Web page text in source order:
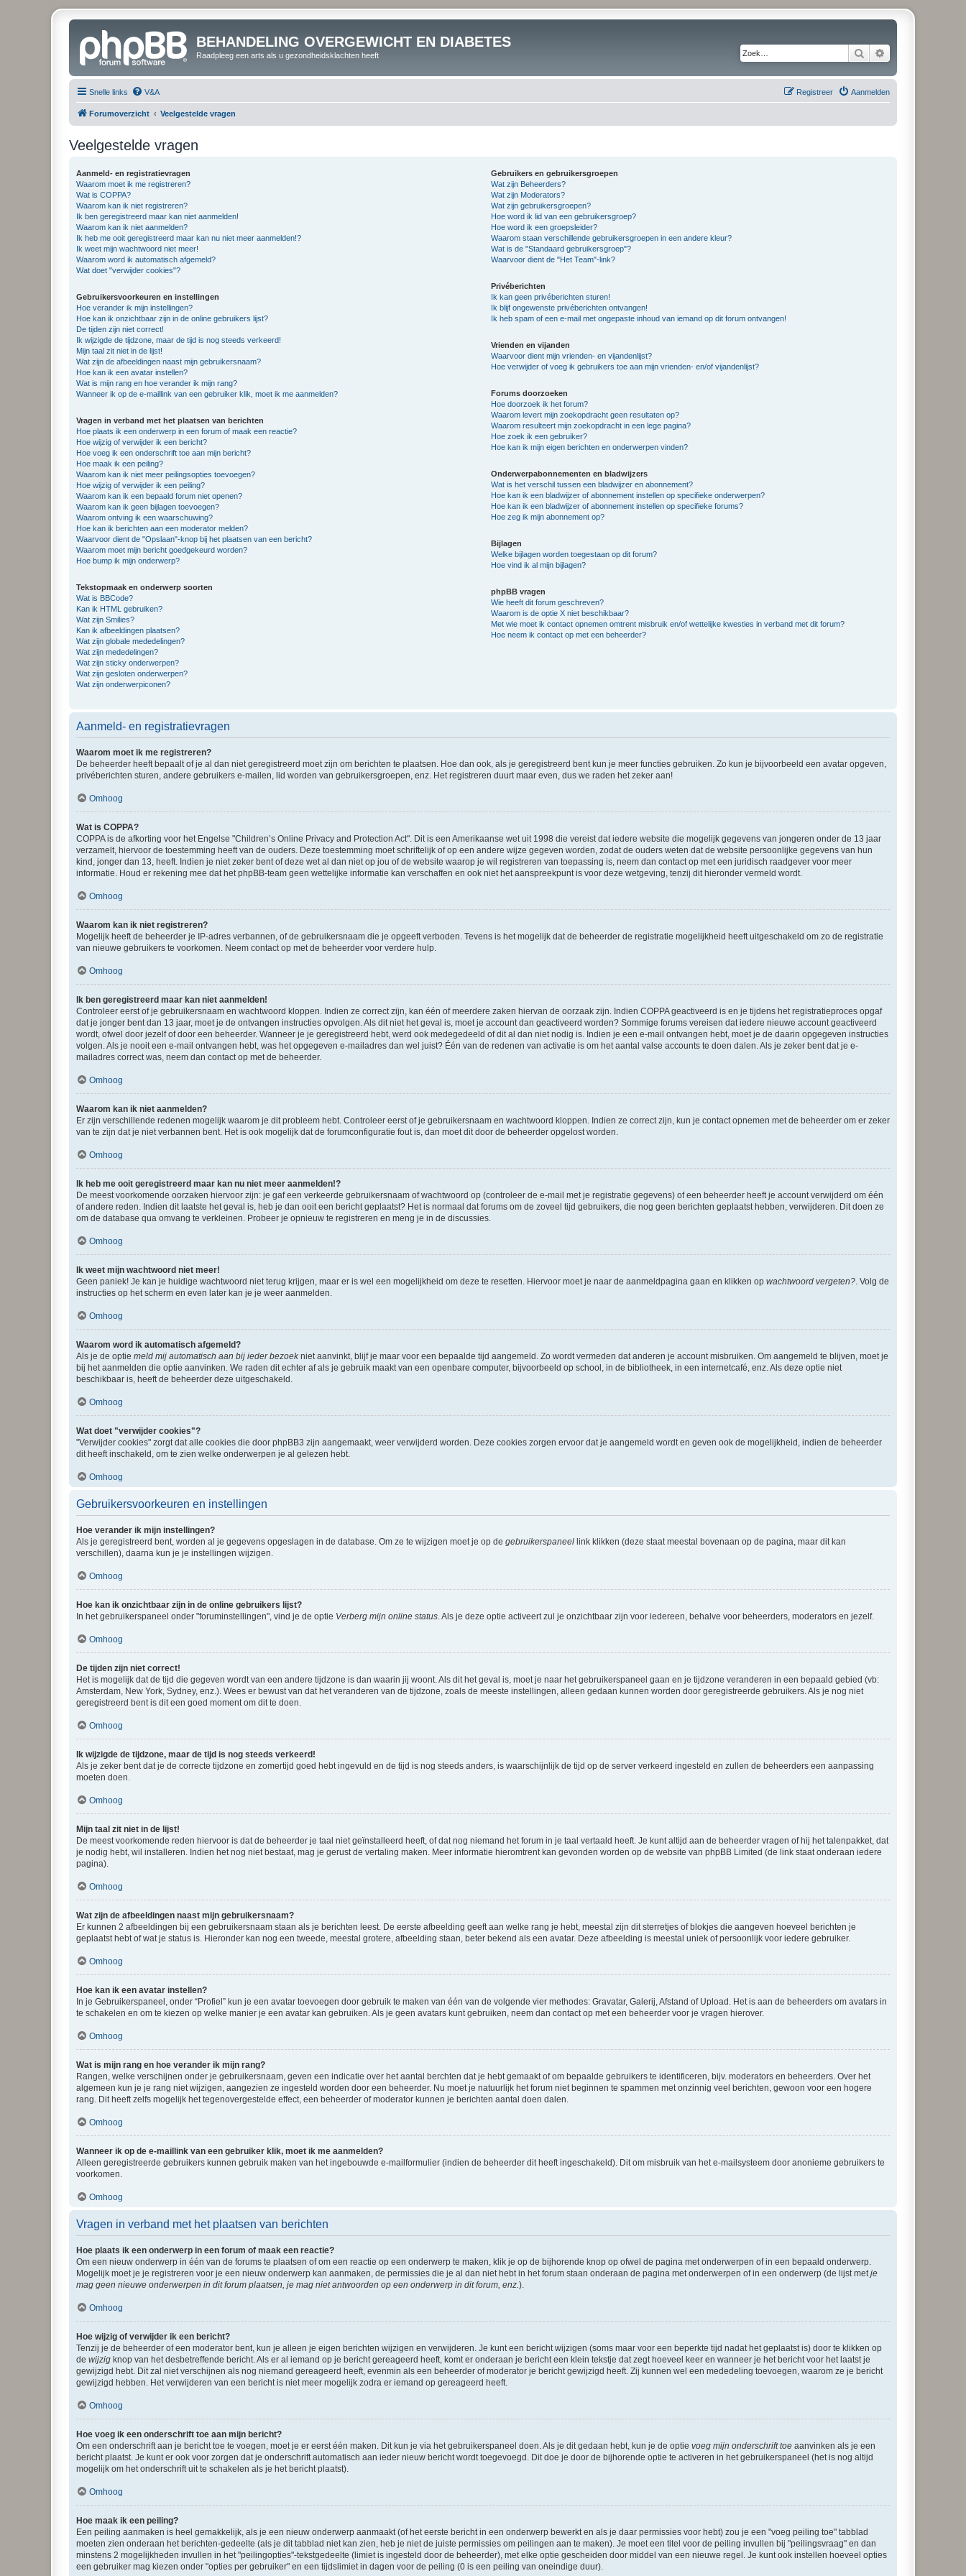
BEHANDELING OVERGEWICHT EN DIABETES
Raadpleeg een arts als u gezondheidsklachten heeft Zoek
Snelle links V&A Aanmelden
Registreer
Forumoverzicht Veelgestelde vragen
Veelgestelde vragen
Aanmeld- en registratievragen
Waarom moet ik me registreren?
Wat is COPPA?
Waarom kan ik niet registreren?
Ik ben geregistreerd maar kan niet aanmelden!
Waarom kan ik niet aanmelden?
Ik heb me ooit geregistreerd maar kan nu niet meer aanmelden!?
Ik weet mijn wachtwoord niet meer!
Waarom word ik automatisch afgemeld?
Wat doet "verwijder cookies"?
Gebruikersvoorkeuren en instellingen
Hoe verander ik mijn instellingen?
Hoe kan ik onzichtbaar zijn in de online gebruikers lijst?
De tijden zijn niet correct!
Ik wijzigde de tijdzone, maar de tijd is nog steeds verkeerd!
Mijn taal zit niet in de lijst!
Wat zijn de afbeeldingen naast mijn gebruikersnaam?
Hoe kan ik een avatar instellen?
Wat is mijn rang en hoe verander ik mijn rang?
Wanneer ik op de e-maillink van een gebruiker klik, moet ik me aanmelden?
Vragen in verband met het plaatsen van berichten
Hoe plaats ik een onderwerp in een forum of maak een reactie?
Hoe wijzig of verwijder ik een bericht?
Hoe voeg ik een onderschrift toe aan mijn bericht?
Hoe maak ik een peiling?
Waarom kan ik niet meer peilingsopties toevoegen?
Hoe wijzig of verwijder ik een peiling?
Waarom kan ik een bepaald forum niet openen?
Waarom kan ik geen bijlagen toevoegen?
Waarom ontving ik een waarschuwing?
Hoe kan ik berichten aan een moderator melden?
Waarvoor dient de "Opslaan"-knop bij het plaatsen van een bericht?
Waarom moet mijn bericht goedgekeurd worden?
Hoe bump ik mijn onderwerp?
Tekstopmaak en onderwerp soorten
Wat is BBCode?
Kan ik HTML gebruiken?
Wat zijn Smilies?
Kan ik afbeeldingen plaatsen?
Wat zijn globale mededelingen?
Wat zijn mededelingen?
Wat zijn sticky onderwerpen?
Wat zijn gesloten onderwerpen?
Wat zijn onderwerpiconen?
Gebruikers en gebruikersgroepen
Wat zijn Beheerders?
Wat zijn Moderators?
Wat zijn gebruikersgroepen?
Hoe word ik lid van een gebruikersgroep?
Hoe word ik een groepsleider?
Waarom staan verschillende gebruikersgroepen in een andere kleur?
Wat is de "Standaard gebruikersgroep"?
Waarvoor dient de "Het Team"-link?
Privéberichten
Ik kan geen privéberichten sturen!
Ik blijf ongewenste privéberichten ontvangen!
Ik heb spam of een e-mail met ongepaste inhoud van iemand op dit forum ontvangen!
Vrienden en vijanden
Waarvoor dient mijn vrienden- en vijandenlijst?
Hoe verwijder of voeg ik gebruikers toe aan mijn vrienden- en/of vijandenlijst?
Forums doorzoeken
Hoe doorzoek ik het forum?
Waarom levert mijn zoekopdracht geen resultaten op?
Waarom resulteert mijn zoekopdracht in een lege pagina?
Hoe zoek ik een gebruiker?
Hoe kan ik mijn eigen berichten en onderwerpen vinden?
Onderwerpabonnementen en bladwijzers
Wat is het verschil tussen een bladwijzer en abonnement?
Hoe kan ik een bladwijzer of abonnement instellen op specifieke onderwerpen?
Hoe kan ik een bladwijzer of abonnement instellen op specifieke forums?
Hoe zeg ik mijn abonnement op?
Bijlagen
Welke bijlagen worden toegestaan op dit forum?
Hoe vind ik al mijn bijlagen?
phpBB vragen
Wie heeft dit forum geschreven?
Waarom is de optie X niet beschikbaar?
Met wie moet ik contact opnemen omtrent misbruik en/of wettelijke kwesties in verband met dit forum?
Hoe neem ik contact op met een beheerder?
Aanmeld- en registratievragen
Waarom moet ik me registreren?
De beheerder heeft bepaalt of je al dan niet geregistreerd moet zijn om berichten te plaatsen. Hoe dan ook, als je geregistreerd bent kun je meer functies gebruiken. Zo kun je bijvoorbeeld een avatar opgeven,
privéberichten sturen, andere gebruikers e-mailen, lid worden van gebruikersgroepen, enz. Het registreren duurt maar even, dus we raden het zeker aan!
Omhoog
Wat is COPPA?
COPPA is de afkorting voor het Engelse "Children’s Online Privacy and Protection Act". Dit is een Amerikaanse wet uit 1998 die vereist dat iedere website die mogelijk gegevens van jongeren onder de 13 jaar
verzamelt, hiervoor de toestemming heeft van de ouders. Deze toestemming moet schriftelijk of op een andere wijze gegeven worden, zodat de ouders weten dat de website persoonlijke gegevens van hun
kind, jonger dan 13, heeft. Indien je niet zeker bent of deze wet al dan niet op jou of de website waarop je wil registreren van toepassing is, neem dan contact op met een juridisch raadgever voor meer
informatie. Houd er rekening mee dat het phpBB-team geen wettelijke informatie kan verschaffen en ook niet het aanspreekpunt is voor deze wetgeving, tenzij dit hieronder vermeld wordt.
Omhoog
Waarom kan ik niet registreren?
Mogelijk heeft de beheerder je IP-adres verbannen, of de gebruikersnaam die je opgeeft verboden. Tevens is het mogelijk dat de beheerder de registratie mogelijkheid heeft uitgeschakeld om zo de registratie
van nieuwe gebruikers te voorkomen. Neem contact op met de beheerder voor verdere hulp.
Omhoog
Ik ben geregistreerd maar kan niet aanmelden!
Controleer eerst of je gebruikersnaam en wachtwoord kloppen. Indien ze correct zijn, kan één of meerdere zaken hiervan de oorzaak zijn. Indien COPPA geactiveerd is en je tijdens het registratieproces opgaf
dat je jonger bent dan 13 jaar, moet je de ontvangen instructies opvolgen. Als dit niet het geval is, moet je account dan geactiveerd worden? Sommige forums vereisen dat iedere nieuwe account geactiveerd
wordt, ofwel door jezelf of door een beheerder. Wanneer je je geregistreerd hebt, werd ook medegedeeld of dit al dan niet nodig is. Indien je een e-mail ontvangen hebt, moet je de daarin opgegeven instructies
volgen. Als je nooit een e-mail ontvangen hebt, was het opgegeven e-mailadres dan wel juist? Één van de redenen van activatie is om het aantal valse accounts te doen dalen. Als je zeker bent dat je e-
mailadres correct was, neem dan contact op met de beheerder.
Omhoog
Waarom kan ik niet aanmelden?
Er zijn verschillende redenen mogelijk waarom je dit probleem hebt. Controleer eerst of je gebruikersnaam en wachtwoord kloppen. Indien ze correct zijn, kun je contact opnemen met de beheerder om er zeker
van te zijn dat je niet verbannen bent. Het is ook mogelijk dat de forumconfiguratie fout is, dan moet dit door de beheerder opgelost worden.
Omhoog
Ik heb me ooit geregistreerd maar kan nu niet meer aanmelden!?
De meest voorkomende oorzaken hiervoor zijn: je gaf een verkeerde gebruikersnaam of wachtwoord op (controleer de e-mail met je registratie gegevens) of een beheerder heeft je account verwijderd om één
of andere reden. Indien dit laatste het geval is, heb je dan ooit een bericht geplaatst? Het is normaal dat forums om de zoveel tijd gebruikers, die nog geen berichten geplaatst hebben, verwijderen. Dit doen ze
om de database qua omvang te verkleinen. Probeer je opnieuw te registreren en meng je in de discussies.
Omhoog
Ik weet mijn wachtwoord niet meer!
Geen paniek! Je kan je huidige wachtwoord niet terug krijgen, maar er is wel een mogelijkheid om deze te resetten. Hiervoor moet je naar de aanmeldpagina gaan en klikken op wachtwoord vergeten? . Volg de
instructies op het scherm en even later kan je je weer aanmelden.
Omhoog
Waarom word ik automatisch afgemeld?
Als je de optie meld mij automatisch aan bij ieder bezoekniet aanvinkt, blijf je maar voor een bepaalde tijd aangemeld. Zo wordt vermeden dat anderen je account misbruiken. Om aangemeld te blijven, moet je
bij het aanmelden die optie aanvinken. We raden dit echter af als je gebruik maakt van een openbare computer, bijvoorbeeld op school, in de bibliotheek, in een internetcafé, enz. Als deze optie niet
beschikbaar is, heeft de beheerder deze uitgeschakeld.
Omhoog
Wat doet "verwijder cookies"?
"Verwijder cookies" zorgt dat alle cookies die door phpBB3 zijn aangemaakt, weer verwijderd worden. Deze cookies zorgen ervoor dat je aangemeld wordt en geven ook de mogelijkheid, indien de beheerder
dit heeft inschakeld, om te zien welke onderwerpen je al gelezen hebt.
Omhoog
Gebruikersvoorkeuren en instellingen
Hoe verander ik mijn instellingen?
Als je geregistreerd bent, worden al je gegevens opgeslagen in de database. Om ze te wijzigen moet je op de gebruikerspaneel link klikken (deze staat meestal bovenaan op de pagina, maar dit kan
verschillen), daarna kun je je instellingen wijzigen.
Omhoog
Hoe kan ik onzichtbaar zijn in de online gebruikers lijst?
In het gebruikerspaneel onder "foruminstellingen", vind je de optie Verberg mijn online status . Als je deze optie activeert zul je onzichtbaar zijn voor iedereen, behalve voor beheerders, moderators en jezelf.
Omhoog
De tijden zijn niet correct!
Het is mogelijk dat de tijd die gegeven wordt van een andere tijdzone is dan waarin jij woont. Als dit het geval is, moet je naar het gebruikerspaneel gaan en je tijdzone veranderen in een bepaald gebied (vb:
Amsterdam, New York, Sydney, enz.). Wees er bewust van dat het veranderen van de tijdzone, zoals de meeste instellingen, alleen gedaan kunnen worden door geregistreerde gebruikers. Als je nog niet
geregistreerd bent is dit een goed moment om dit te doen.
Omhoog
Ik wijzigde de tijdzone, maar de tijd is nog steeds verkeerd!
Als je zeker bent dat je de correcte tijdzone en zomertijd goed hebt ingevuld en de tijd is nog steeds anders, is waarschijnlijk de tijd op de server verkeerd ingesteld en zullen de beheerders een aanpassing
moeten doen.
Omhoog
Mijn taal zit niet in de lijst!
De meest voorkomende reden hiervoor is dat de beheerder je taal niet geïnstalleerd heeft, of dat nog niemand het forum in je taal vertaald heeft. Je kunt altijd aan de beheerder vragen of hij het talenpakket, dat
je nodig hebt, wil installeren. Indien het nog niet bestaat, mag je gerust de vertaling maken. Meer informatie hieromtrent kan gevonden worden op de website van phpBB Limited (de link staat onderaan iedere
pagina).
Omhoog
Wat zijn de afbeeldingen naast mijn gebruikersnaam?
Er kunnen 2 afbeeldingen bij een gebruikersnaam staan als je berichten leest. De eerste afbeelding geeft aan welke rang je hebt, meestal zijn dit sterretjes of blokjes die aangeven hoeveel berichten je
geplaatst hebt of wat je status is. Hieronder kan nog een tweede, meestal grotere, afbeelding staan, beter bekend als een avatar. Deze afbeelding is meestal uniek of persoonlijk voor iedere gebruiker.
Omhoog
Hoe kan ik een avatar instellen?
In je Gebruikerspaneel, onder “Profiel” kun je een avatar toevoegen door gebruik te maken van één van de volgende vier methodes: Gravatar, Galerij, Afstand of Upload. Het is aan de beheerders om avatars in
te schakelen en om te kiezen op welke manier je een avatar kan gebruiken. Als je geen avatars kunt gebruiken, neem dan contact op met een beheerder voor je vragen hierover.
Omhoog
Wat is mijn rang en hoe verander ik mijn rang?
Rangen, welke verschijnen onder je gebruikersnaam, geven een indicatie over het aantal berchten dat je hebt gemaakt of om bepaalde gebruikers te identificeren, bijv. moderators en beheerders. Over het
algemeen kun je je rang niet wijzigen, aangezien ze ingesteld worden door een beheerder. Nu moet je natuurlijk het forum niet beginnen te spammen met onzinnig veel berichten, gewoon voor een hogere
rang. Dit heeft zelfs mogelijk het tegenovergestelde effect, een beheerder of moderator kunnen je berichten aantal doen dalen.
Omhoog
Wanneer ik op de e-maillink van een gebruiker klik, moet ik me aanmelden?
Alleen geregistreerde gebruikers kunnen gebruik maken van het ingebouwde e-mailformulier (indien de beheerder dit heeft ingeschakeld). Dit om misbruik van het e-mailsysteem door anonieme gebruikers te
voorkomen.
Omhoog
Vragen in verband met het plaatsen van berichten
Hoe plaats ik een onderwerp in een forum of maak een reactie?
Om een nieuw onderwerp in één van de forums te plaatsen of om een reactie op een onderwerp te maken, klik je op de bijhorende knop op ofwel de pagina met onderwerpen of in een bepaald onderwerp.
Mogelijk moet je je registreren voor je een nieuw onderwerp kan aanmaken, de permissies die je al dan niet hebt in het forum staan onderaan de pagina met onderwerpen of in een onderwerp (de lijst met je
mag geen nieuwe onderwerpen in dit forum plaatsen, je mag niet antwoorden op een onderwerp in dit forum, enz. ).
Omhoog
Hoe wijzig of verwijder ik een bericht?
Tenzij je de beheerder of een moderator bent, kun je alleen je eigen berichten wijzigen en verwijderen. Je kunt een bericht wijzigen (soms maar voor een beperkte tijd nadat het geplaatst is) door te klikken op
de wijzig knop van het desbetreffende bericht. Als er al iemand op je bericht gereageerd heeft, komt er onderaan je bericht een klein tekstje dat zegt hoeveel keer en wanneer je het bericht voor het laatst je
gewijzigd hebt. Dit zal niet verschijnen als nog niemand gereageerd heeft, evenmin als een beheerder of moderator je bericht gewijzigd heeft. Zij kunnen wel een mededeling toevoegen, waarom ze je bericht
gewijzigd hebben. Het verwijderen van een bericht is niet meer mogelijk zodra er iemand op gereageerd heeft.
Omhoog
Hoe voeg ik een onderschrift toe aan mijn bericht?
Om een onderschrift aan je bericht toe te voegen, moet je er eerst één maken. Dit kun je via het gebruikerspaneel doen. Als je dit gedaan hebt, kun je de optie voeg mijn onderschrift toe aanvinken als je een
bericht plaatst. Je kunt er ook voor zorgen dat je onderschrift automatisch aan ieder nieuw bericht wordt toegevoegd. Dit doe je door de bijhorende optie te activeren in het gebruikerspaneel (het is nog altijd
mogelijk om het onderschrift uit te schakelen als je het bericht plaatst).
Omhoog
Hoe maak ik een peiling?
Een peiling aanmaken is heel gemakkelijk, als je een nieuw onderwerp aanmaakt (of het eerste bericht in een onderwerp bewerkt en als je daar permissies voor hebt) zou je een "voeg peiling toe" tabblad
moeten zien onderaan het berichten-gedeelte (als je dit tabblad niet kan zien, heb je niet de juiste permissies om peilingen aan te maken). Je moet een titel voor de peiling invullen bij "peilingsvraag" en dan
minstens 2 mogelijkheden invullen in het "peilingopties"-tekstgedeelte (limiet is ingesteld door de beheerder), met elke optie gescheiden door middel van een nieuwe regel. Je kunt ook instellen hoeveel opties
een gebruiker mag kiezen onder "opties per gebruiker" en een tijdslimiet in dagen voor de peiling (0 is een peiling van oneindige duur).